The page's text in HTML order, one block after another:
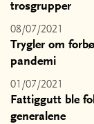
trosgrupper
08/07/2021
Trygler om
pandemi
01/07/2021
Fattiggutt ble
generalene